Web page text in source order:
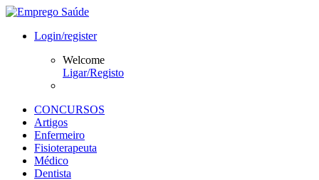
Login/register
Welcome
Ligar/Registo
CONCURSOS
Artigos
Enfermeiro
Fisioterapeuta
Médico
Dentista